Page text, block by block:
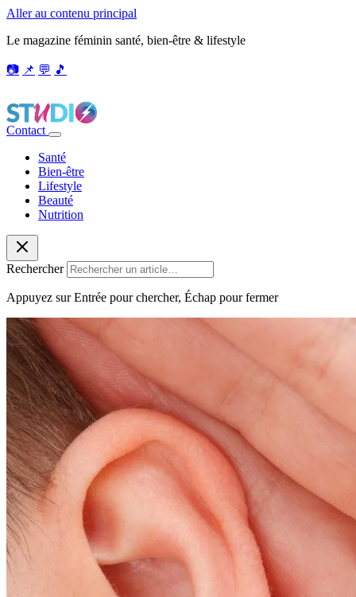
Aller au contenu principal
Le magazine féminin santé, bien-être & lifestyle
📷 📌 💬 🎵
Contact
Santé
Bien-être
Lifestyle
Beauté
Nutrition
Rechercher
Appuyez sur Entrée pour chercher, Échap pour fermer